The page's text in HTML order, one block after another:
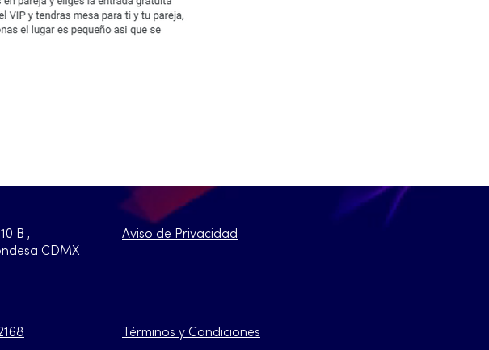
B ,
CDMX
Aviso de Privacidad
Términos y Condiciones